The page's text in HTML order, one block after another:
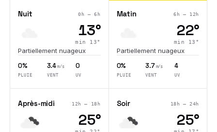
Nuit 0h – 6h
13°
min 13°
Partiellement nuageux
0%
PLUIE
3.4 m/s
VENT
0
UV
Matin 6h – 12h
22°
min 13 °
Partiellement nuageux
0%
PLUIE
3.7 m/s
VENT
4
UV
Après-midi 12h – 18h
25°
Soir 18h – 24h
25°